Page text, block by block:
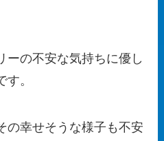
ーの不安な気持ちに優し
。
の幸せそうな様子も不安